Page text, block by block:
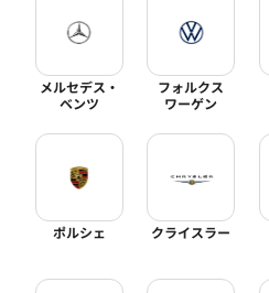
メルセデス・
ベンツ
フォルクス
ワーゲン
ポルシェ クライスラー